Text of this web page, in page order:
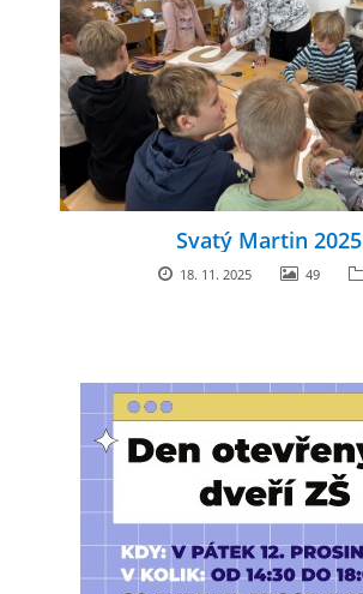
Svatý Martin 2025
18. 11. 2025 49